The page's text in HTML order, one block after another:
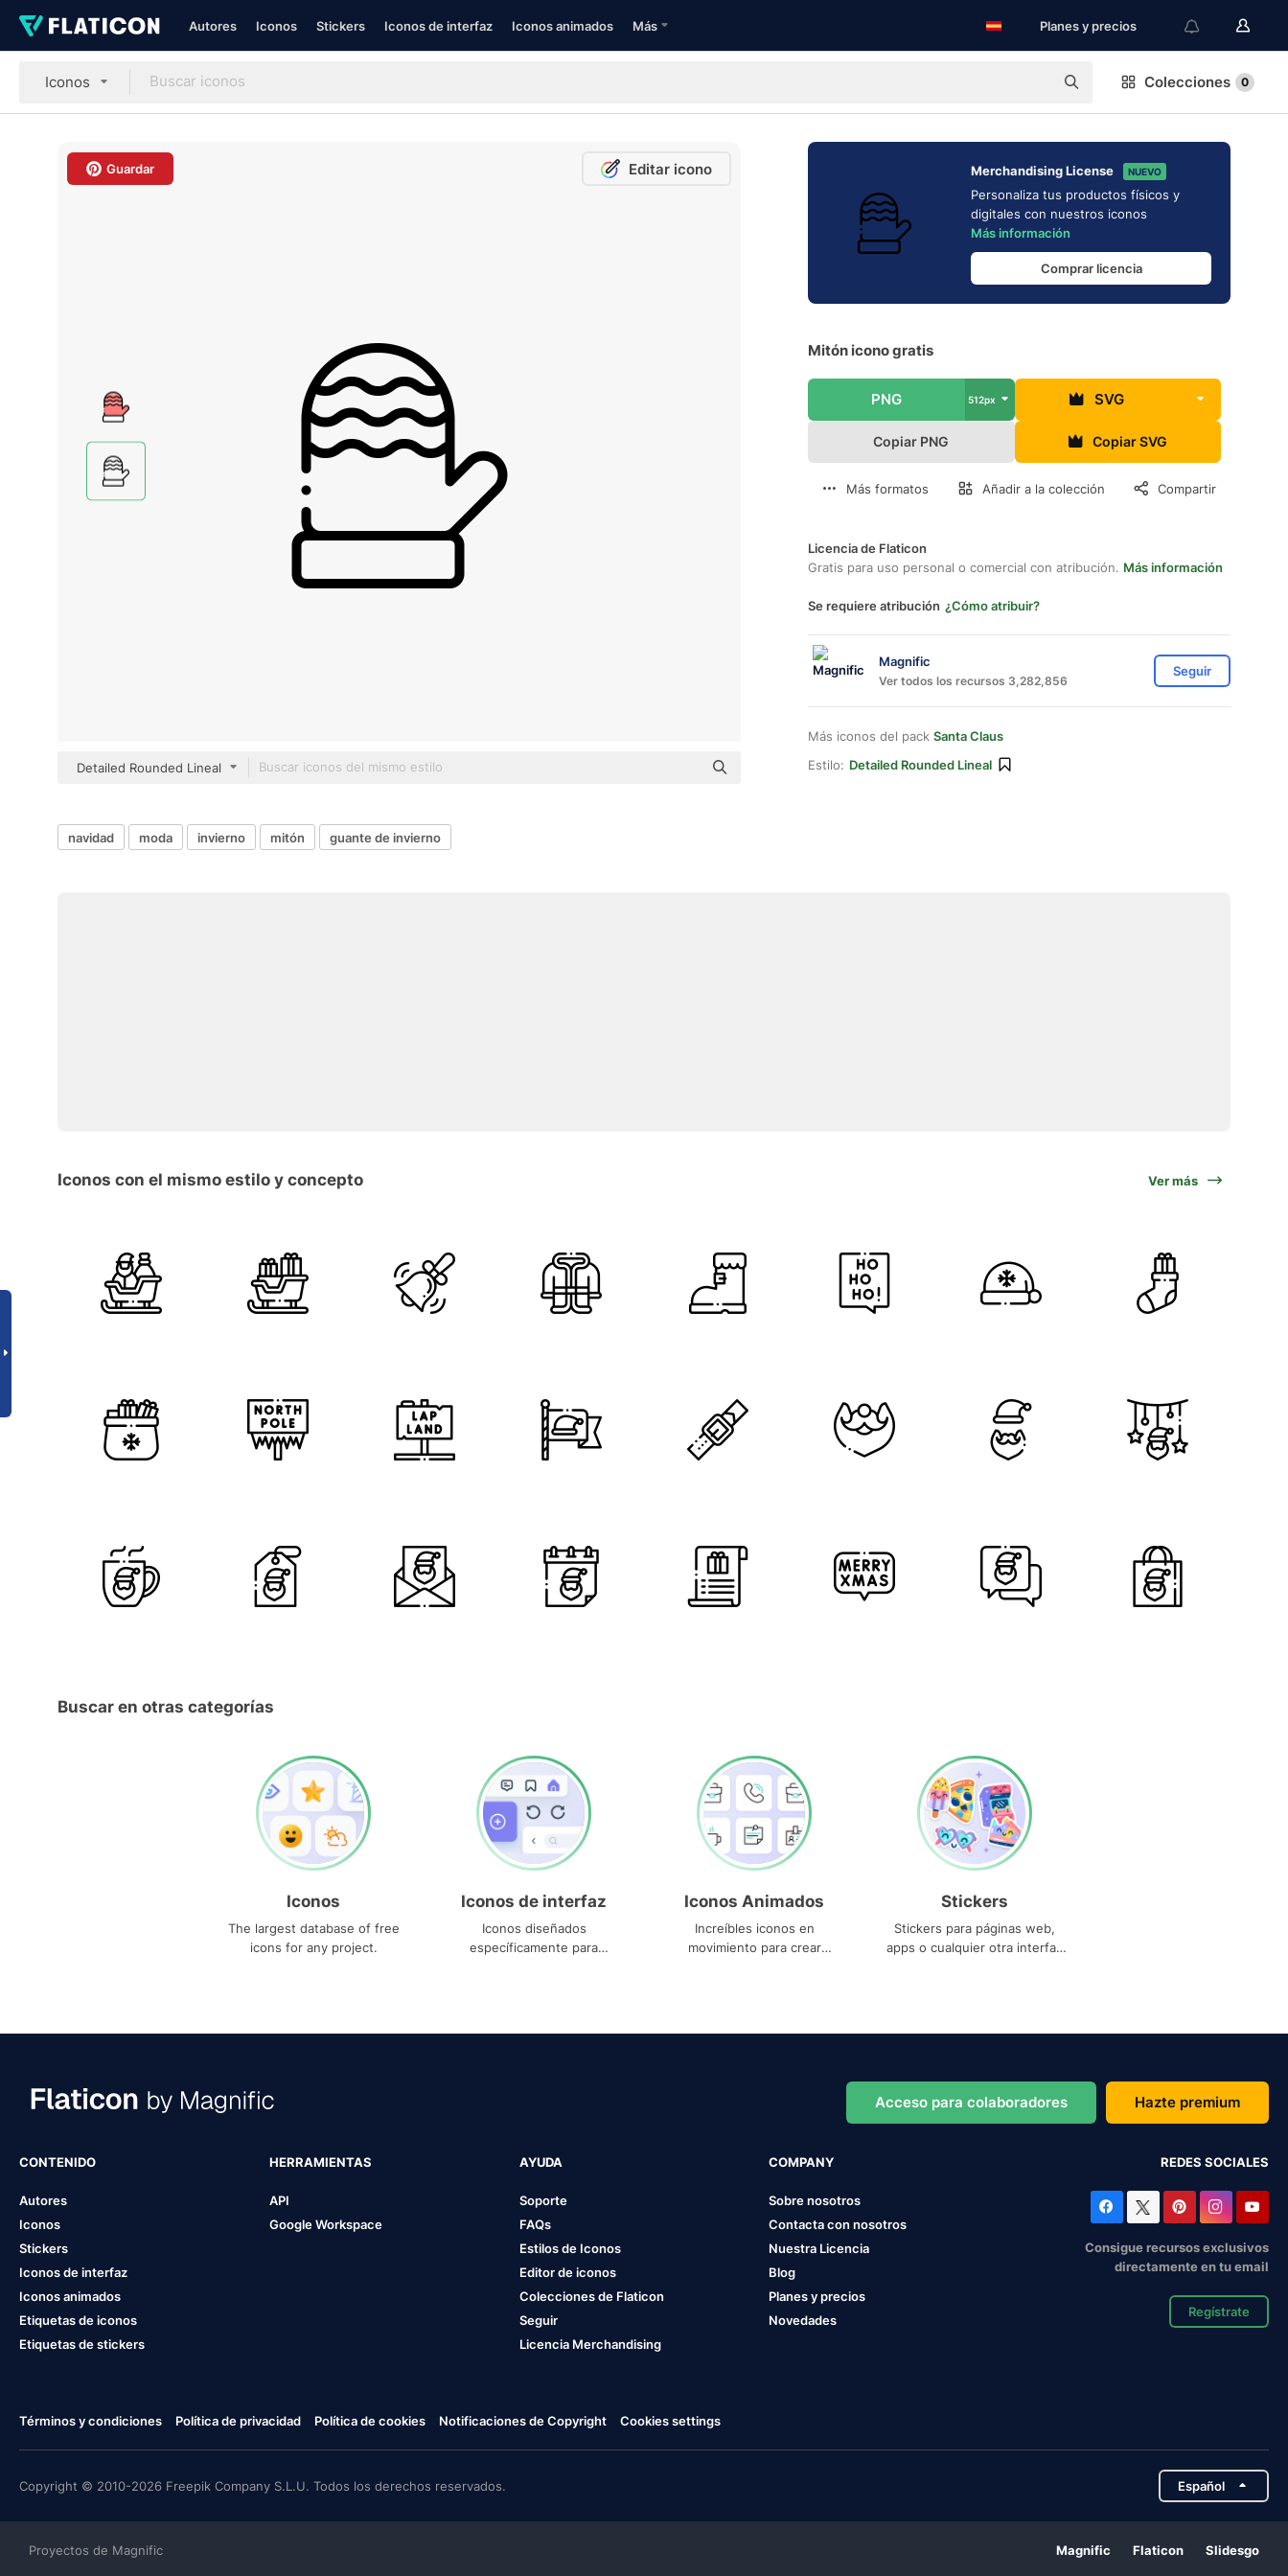
Autores Iconos Stickers Iconos de interfaz Iconos animados Más Planes y precios
Iconos Colecciones 0
Guardar Editar icono
Detailed Rounded Lineal
Merchandising License NUEVO
Personaliza tus productos físicos y
digitales con nuestros iconos
Más información
Comprar licencia
Mitón icono gratis
PNG 512px SVG
Copiar PNG Copiar SVG
Más formatos Añadir a la colección Compartir
Licencia de Flaticon
Gratis para uso personal o comercial con atribución. Más información
Se requiere atribución ¿Cómo atribuir?
Magnific
Ver todos los recursos 3,282,856
Seguir
Más iconos del pack Santa Claus
Estilo: Detailed Rounded Lineal
navidad moda invierno mitón guante de invierno
Iconos con el mismo estilo y concepto Ver más
Buscar en otras categorías
Iconos
The largest database of free
icons for any project.
Iconos de interfaz
Iconos diseñados
específicamente para
Iconos Animados
Increíbles iconos en
movimiento para crear
Stickers
Stickers para páginas web,
apps o cualquier otra interfaz
Acceso para colaboradores Hazte premium
CONTENIDO
Autores
Iconos
Stickers
Iconos de interfaz
Iconos animados
Etiquetas de iconos
Etiquetas de stickers
HERRAMIENTAS
API
Google Workspace
AYUDA
Soporte
FAQs
Estilos de Iconos
Editor de iconos
Colecciones de Flaticon
Seguir
Licencia Merchandising
COMPANY
Sobre nosotros
Contacta con nosotros
Nuestra Licencia
Blog
Planes y precios
Novedades
REDES SOCIALES
Consigue recursos exclusivos
directamente en tu email
Regístrate
Términos y condiciones Política de privacidad Política de cookies Notificaciones de Copyright Cookies settings
Copyright © 2010-2026 Freepik Company S.L.U. Todos los derechos reservados. Español
Proyectos de Magnific Magnific Flaticon Slidesgo